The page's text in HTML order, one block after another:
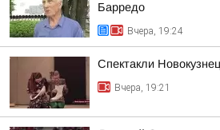
Барредо
Вчера, 19:24
Спектакли
Вчера, 19:21